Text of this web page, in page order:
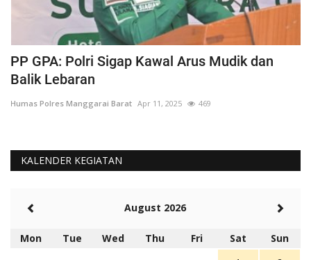
PP GPA: Polri Sigap Kawal Arus Mudik dan
Balik Lebaran
Humas Polres Manggarai Barat Apr 11, 2025 469
KALENDER KEGIATAN
August 2026
Mon Tue Wed Thu Fri Sat
Sun